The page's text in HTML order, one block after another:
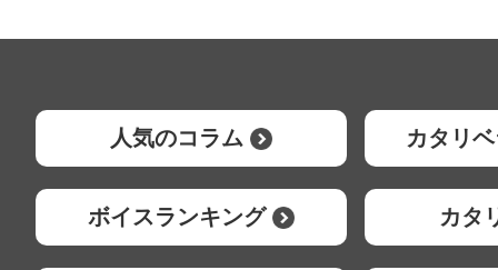
人気のコラム カタリ
ボイスランキング カタ